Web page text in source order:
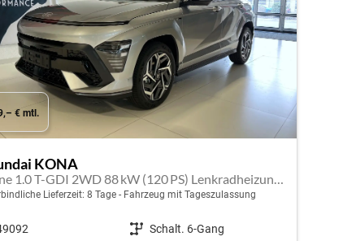
€ mtl.
KONA
N Line 1.0 T-GDI 2WD 88 kW (120 PS) Lenkradheizung, Sitzheizung, 2-Zonen-Klimaautomatik, 360° Übersichtskamera, Geschwindigkeitslimitassitent, Navigationssystem, DAB, Apple CarPlay, Android Auto, 18 Zoll Leichtmetallfelgen, uvm.
Lieferzeit: 8 Tage Fahrzeug mit Tageszulassung
Getriebe Schalt. 6-Gang